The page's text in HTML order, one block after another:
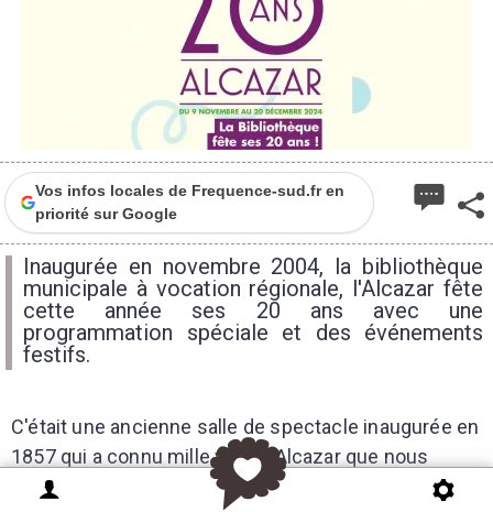
Vos infos locales de Frequence-sud.fr en
priorité sur Google
Inaugurée en novembre 2004, la bibliothèque
municipale à vocation régionale, l'Alcazar fête
cette année ses 20 ans avec une
programmation spéciale et des événements
festifs.
C'était une ancienne salle de spectacle inaugurée en
1857 qui a connu mille vies. L'Alcazar que nous
connaissons aujourd'hui n'a rien à voir avec la salle